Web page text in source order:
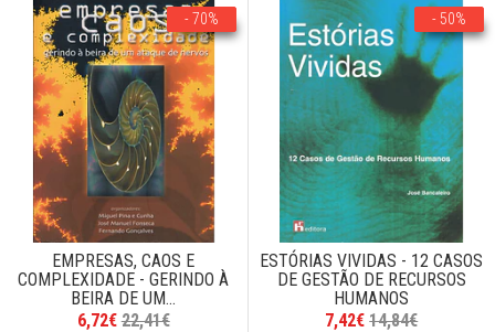
- 70%
EMPRESAS, CAOS E
COMPLEXIDADE - GERINDO À
BEIRA DE UM...
6,72€ 22,41€
- 50%
ESTÓRIAS VIVIDAS - 12 CASOS
DE GESTÃO DE RECURSOS
HUMANOS
7,42€ 14,84€